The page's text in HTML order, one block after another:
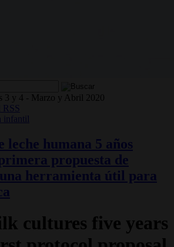
3 y 4 - Marzo y Abril 2020
RSS
leche humana 5 años
propuesta de
herramienta útil para
cultures five years